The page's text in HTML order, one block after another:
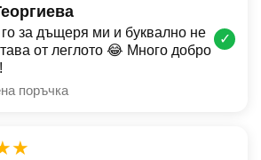
за дъщеря ми и буквално не
от леглото 😂 Много добро
поръчка
✓